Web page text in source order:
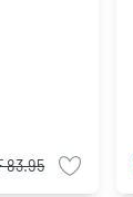
83.95